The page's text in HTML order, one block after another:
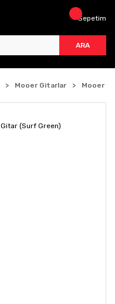
ARA
Sepetim
Mooer Gitarlar Mooer